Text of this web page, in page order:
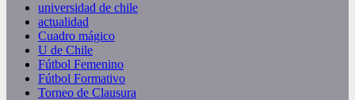
universidad de chile
actualidad
Cuadro mágico
U de Chile
Fútbol Femenino
Fútbol Formativo
Torneo de Clausura